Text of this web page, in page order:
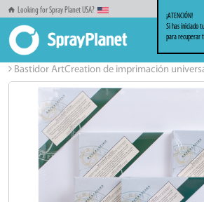
Looking for Spray Planet USA?
Inicio
Bellas Artes
Bastidor ArtCreation de imprimación
¡ATENCIÓN!
Si has iniciado
para recuperar